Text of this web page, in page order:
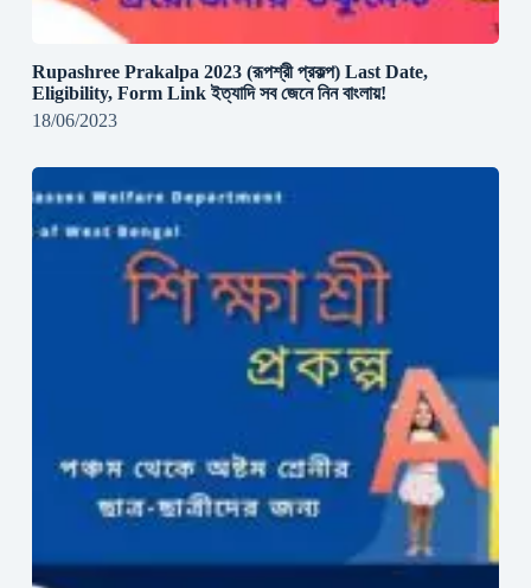
Rupashree Prakalpa 2023 (রূপশ্রী প্রকল্প) Last Date,
Eligibility, Form Link ইত্যাদি সব জেনে নিন বাংলায়!
18/06/2023